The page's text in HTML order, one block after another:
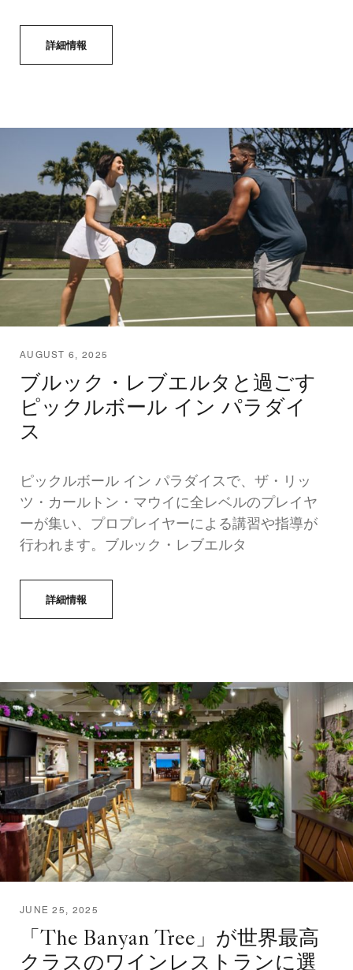
詳細情報
AUGUST 6, 2025
ブルック・レブエルタと過ごす
ピックルボール イン パラダイ
ス
ピックルボール イン パラダイスで、ザ・リッ
ツ・カールトン・マウイに全レベルのプレイヤ
ーが集い、プロプレイヤーによる講習や指導が
行われます。ブルック・レブエルタ
詳細情報
JUNE 25, 2025
「The Banyan Tree」が世界最高
クラスのワインレストランに選